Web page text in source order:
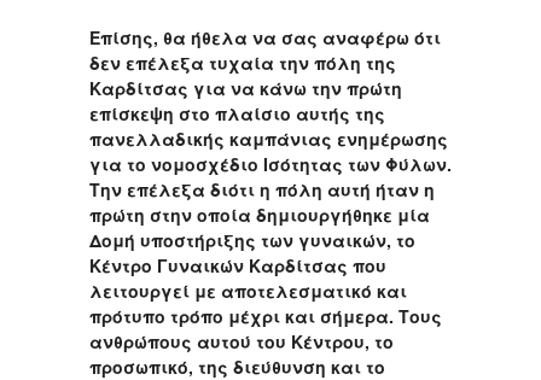
Επίσης, θα ήθελα να σας αναφέρω ότι
δεν επέλεξα τυχαία την πόλη της
Καρδίτσας για να κάνω την πρώτη
επίσκεψη στο πλαίσιο αυτής της
πανελλαδικής καμπάνιας ενημέρωσης
για το νομοσχέδιο Ισότητας των Φύλων.
Την επέλεξα διότι η πόλη αυτή ήταν η
πρώτη στην οποία δημιουργήθηκε μία
Δομή υποστήριξης των γυναικών, το
Κέντρο Γυναικών Καρδίτσας που
λειτουργεί με αποτελεσματικό και
πρότυπο τρόπο μέχρι και σήμερα. Τους
ανθρώπους αυτού του Κέντρου, το
προσωπικό, της διεύθυνση και το